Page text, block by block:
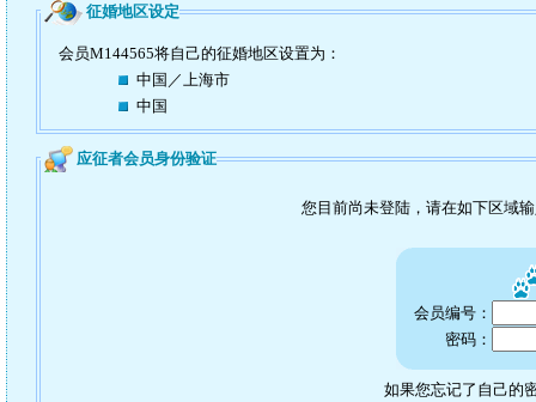
征婚地区设定
会员M144565将自己的征婚地区设置为：
中国／上海市
中国
应征者会员身份验证
您目前尚未登陆，请在如下区域
会员编号：
密码：
如果您忘记了自己的